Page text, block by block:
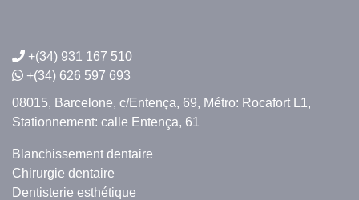
+(34) 931 167 510
+(34) 626 597 693
08015, Barcelone, c/Entença, 69, Métro: Rocafort L1,
Stationnement: calle Entença, 61
Blanchissement dentaire
Chirurgie dentaire
Dentisterie esthétique